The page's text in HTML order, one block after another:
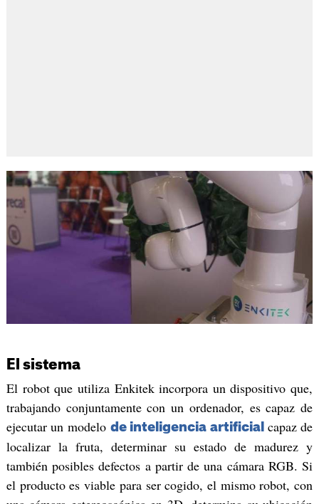
El sistema
El robot que utiliza Enkitek incorpora un dispositivo que,
trabajando conjuntamente con un ordenador, es capaz de
ejecutar un modelo de inteligencia artificial capaz de
localizar la fruta, determinar su estado de madurez y
también posibles defectos a partir de una cámara RGB. Si
el producto es viable para ser cogido, el mismo robot, con